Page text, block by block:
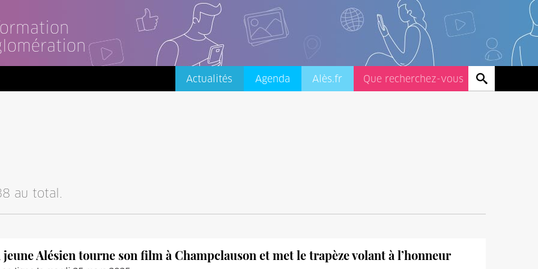
Actualités Agenda Alès.fr
au total.
jeune Alésien tourne son film à Champclauson et met le trapèze volant à l’honneur